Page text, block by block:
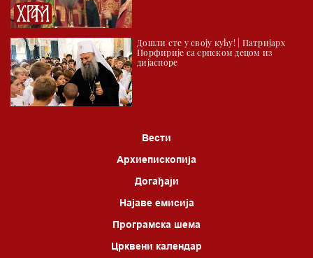
Дошли сте у своју кућу! | Патријарх
Порфирије са српском децом из
дијаспоре
Вести
Архиепископија
Догађаји
Најаве емисија
Програмска шема
Црквени календар